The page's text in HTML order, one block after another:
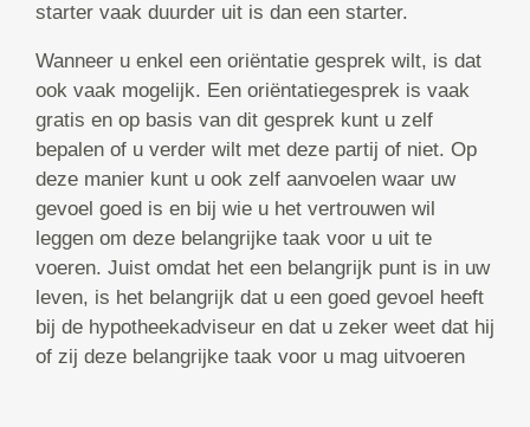
starter vaak duurder uit is dan een starter.
Wanneer u enkel een oriëntatie gesprek wilt, is dat
ook vaak mogelijk. Een oriëntatiegesprek is vaak
gratis en op basis van dit gesprek kunt u zelf
bepalen of u verder wilt met deze partij of niet. Op
deze manier kunt u ook zelf aanvoelen waar uw
gevoel goed is en bij wie u het vertrouwen wil
leggen om deze belangrijke taak voor u uit te
voeren. Juist omdat het een belangrijk punt is in uw
leven, is het belangrijk dat u een goed gevoel heeft
bij de hypotheekadviseur en dat u zeker weet dat hij
of zij deze belangrijke taak voor u mag uitvoeren